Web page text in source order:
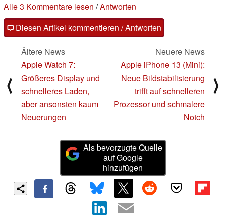
Alle 3 Kommentare lesen /Antworten
Diesen Artikel kommentieren / Antworten
⟨
Ältere News
Apple Watch 7:
Größeres Display und
schnelleres Laden,
aber ansonsten kaum
Neuerungen
Neuere News
Apple iPhone 13 (Mini):
Neue Bildstabilisierung
trifft auf schnelleren
Prozessor und schmalere
Notch
⟩
Als bevorzugte Quelle
auf Google
hinzufügen